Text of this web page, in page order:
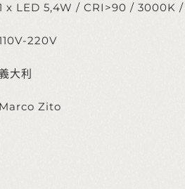
x LED 5,4W / CRI>90 / 3000K
220V
大利
Marco Zito